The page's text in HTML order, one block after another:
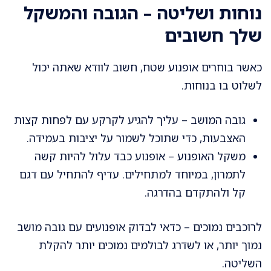
נוחות ושליטה – הגובה והמשקל
שלך חשובים
כאשר בוחרים אופנוע שטח, חשוב לוודא שאתה יכול
לשלוט בו בנוחות.
גובה המושב – עליך להגיע לקרקע עם לפחות קצות
האצבעות, כדי שתוכל לשמור על יציבות בעמידה.
משקל האופנוע – אופנוע כבד עלול להיות קשה
לתמרון, במיוחד למתחילים. עדיף להתחיל עם דגם
קל ולהתקדם בהדרגה.
לרוכבים נמוכים – כדאי לבדוק אופנועים עם גובה מושב
נמוך יותר, או לשדרג לבולמים נמוכים יותר להקלת
השליטה.